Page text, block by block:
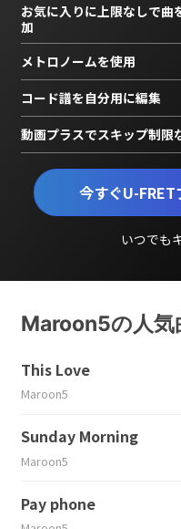
今すぐU-
いつでも
お気に入りに上限なしで曲
加
メトロノームを使用
コード譜を自分用に編集
動画プラスでスキップ制限
Maroon5の人気
This Love
Maroon5
Sunday Morning
Maroon5
Pay phone